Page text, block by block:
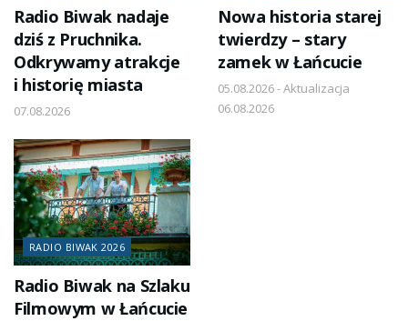
Radio Biwak nadaje
dziś z Pruchnika.
Odkrywamy atrakcje
i historię miasta
07.08.2026
Nowa historia starej
twierdzy – stary
zamek w Łańcucie
05.08.2026 - Aktualizacja
06.08.2026
RADIO BIWAK 2026
Radio Biwak na Szlaku
Filmowym w Łańcucie